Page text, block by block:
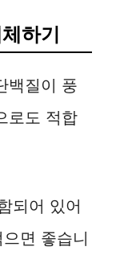
하기
백질이 풍
로도 적합
되어 있어
면 좋습니